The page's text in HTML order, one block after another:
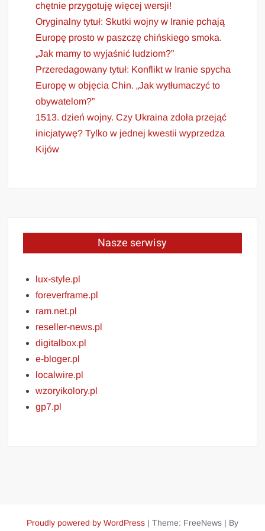
chętnie przygotuję więcej wersji!
Oryginalny tytuł: Skutki wojny w Iranie pchają
Europę prosto w paszczę chińskiego smoka.
„Jak mamy to wyjaśnić ludziom?”
Przeredagowany tytuł: Konflikt w Iranie spycha
Europę w objęcia Chin. „Jak wytłumaczyć to
obywatelom?”
1513. dzień wojny. Czy Ukraina zdoła przejąć
inicjatywę? Tylko w jednej kwestii wyprzedza
Kijów
Nasze serwisy
lux-style.pl
foreverframe.pl
ram.net.pl
reseller-news.pl
digitalbox.pl
e-bloger.pl
localwire.pl
wzoryikolory.pl
gp7.pl
Proudly powered by WordPress | Theme: FreeNews | By